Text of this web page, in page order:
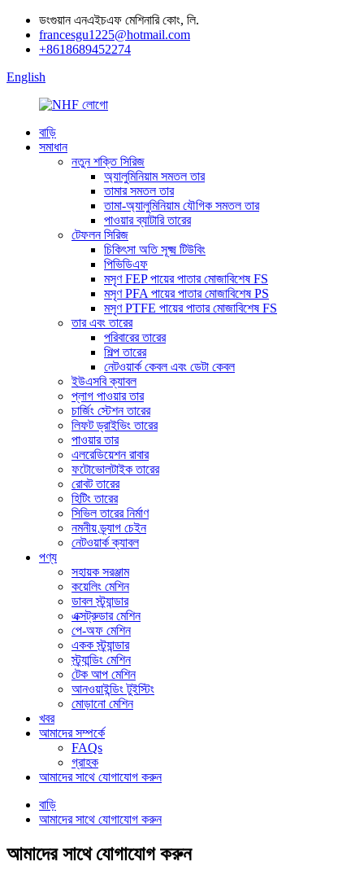
ডংগুয়ান এনএইচএফ মেশিনারি কোং, লি.
francesgu1225@hotmail.com
+8618689452274
English
বাড়ি
সমাধান
নতুন শক্তি সিরিজ
অ্যালুমিনিয়াম সমতল তার
তামার সমতল তার
তামা-অ্যালুমিনিয়াম যৌগিক সমতল তার
পাওয়ার ব্যাটারি তারের
টেফলন সিরিজ
চিকিৎসা অতি সূক্ষ্ম টিউবিং
পিভিডিএফ
মসৃণ FEP পায়ের পাতার মোজাবিশেষ FS
মসৃণ PFA পায়ের পাতার মোজাবিশেষ PS
মসৃণ PTFE পায়ের পাতার মোজাবিশেষ FS
তার এবং তারের
পরিবারের তারের
শিল্প তারের
নেটওয়ার্ক কেবল এবং ডেটা কেবল
ইউএসবি ক্যাবল
প্লাগ পাওয়ার তার
চার্জিং স্টেশন তারের
লিফট ড্রাইভিং তারের
পাওয়ার তার
এলরেডিয়েশন রাবার
ফটোভোলটাইক তারের
রোবট তারের
হিটিং তারের
সিভিল তারের নির্মাণ
নমনীয় ড্র্যাগ চেইন
নেটওয়ার্ক ক্যাবল
পণ্য
সহায়ক সরঞ্জাম
কয়েলিং মেশিন
ডাবল স্ট্র্যান্ডার
এক্সট্রুডার মেশিন
পে-অফ মেশিন
একক স্ট্র্যান্ডার
স্ট্র্যান্ডিং মেশিন
টেক আপ মেশিন
আনওয়াইন্ডিং টুইস্টিং
মোড়ানো মেশিন
খবর
আমাদের সম্পর্কে
FAQs
গ্রাহক
আমাদের সাথে যোগাযোগ করুন
বাড়ি
আমাদের সাথে যোগাযোগ করুন
আমাদের সাথে যোগাযোগ করুন